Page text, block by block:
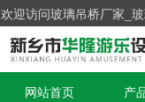
欢迎访问玻璃吊桥厂家_
网站首页 产